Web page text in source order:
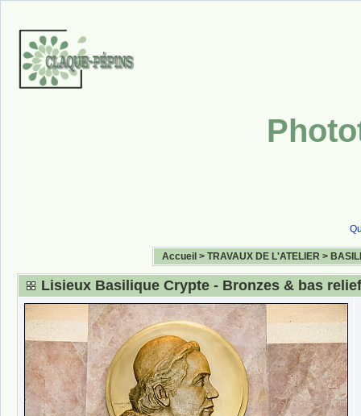
Accueil > TRAVAUX DE L'ATELIER >
Lisieux Basilique Crypte - Bronzes & bas